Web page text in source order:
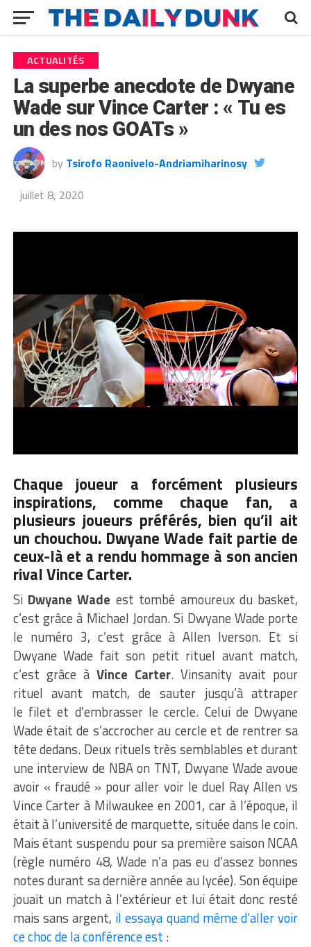
ACTUALITÉS
La superbe anecdote de Dwyane
Wade sur Vince Carter : « Tu es
un des nos GOATs »
by Tsirofo Raonivelo-Andriamiharinosy
juillet 8, 2020
Chaque joueur a forcément plusieurs
inspirations, comme chaque fan, a
plusieurs joueurs préférés, bien qu’il ait
un chouchou. Dwyane Wade fait partie de
ceux-là et a rendu hommage à son ancien
rival Vince Carter.
Si Dwyane Wade est tombé amoureux du basket,
c’est grâce à Michael Jordan. Si Dwyane Wade porte
le numéro 3, c’est grâce à Allen Iverson. Et si
Dwyane Wade fait son petit rituel avant match,
c’est grâce à Vince Carter. Vinsanity avait pour
rituel avant match, de sauter jusqu’à attraper
le filet et d’embrasser le cercle. Celui de Dwyane
Wade était de s’accrocher au cercle et de rentrer sa
tête dedans. Deux rituels très semblables et durant
une interview de NBA on TNT, Dwyane Wade avoue
avoir « fraudé » pour aller voir le duel Ray Allen vs
Vince Carter à Milwaukee en 2001, car à l’époque, il
était à l’université de marquette, située dans le coin.
Mais étant suspendu pour sa première saison NCAA
(règle numéro 48, Wade n’a pas eu d’assez bonnes
notes durant sa dernière année au lycée). Son équipe
jouait un match à l’extérieur et lui était donc resté
mais sans argent, il essaya quand même d’aller voir
ce choc de la conférence est :